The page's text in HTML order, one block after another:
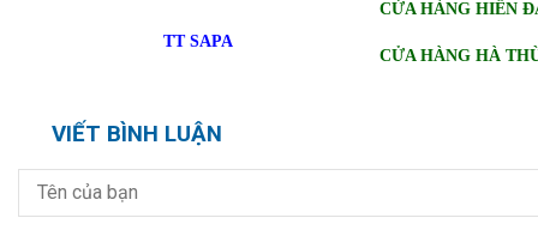
TT SAPA
CỬA HÀNG HIỀN
CỬA HÀNG HÀ
VIẾT BÌNH LUẬN